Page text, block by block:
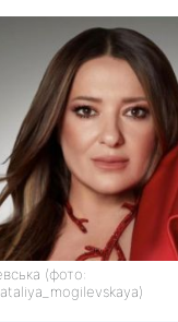
(фото: